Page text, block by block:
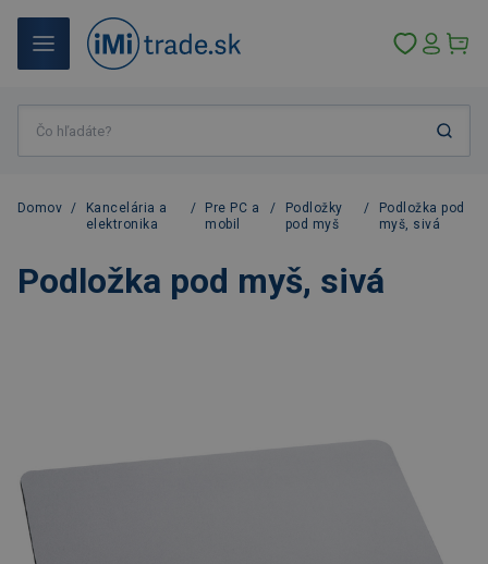
Domov /
Kancelária a
elektronika
/
Pre PC a
mobil
/
Podložky
pod myš
/
Podložka pod
myš, sivá
Podložka pod myš, sivá